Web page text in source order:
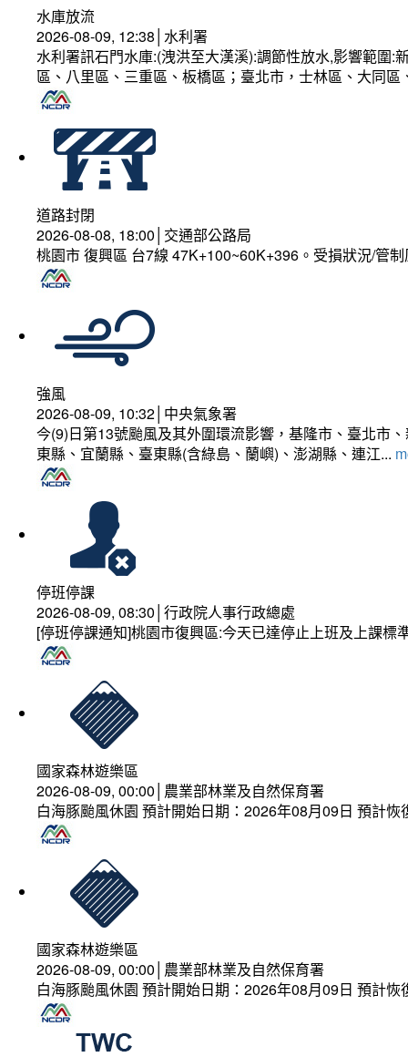
水庫放流
2026-08-09, 12:38│水利署
水利署訊石門水庫:(洩洪至大漢溪):調節性放水,影響範圍
區、八里區、三重區、板橋區；臺北市，士林區、大同
道路封閉
2026-08-08, 18:00│交通部公路局
桃園市 復興區 台7線 47K+100~60K+396。受損狀況/管
強風
2026-08-09, 10:32│中央氣象署
今(9)日第13號颱風及其外圍環流影響，基隆市、臺北市
東縣、宜蘭縣、臺東縣(含綠島、蘭嶼)、澎湖縣、連江...
停班停課
2026-08-09, 08:30│行政院人事行政總處
[停班停課通知]桃園市復興區:今天已達停止上班及上課
國家森林遊樂區
2026-08-09, 00:00│農業部林業及自然保育署
白海豚颱風休園 預計開始日期：2026年08月09日 預計
國家森林遊樂區
2026-08-09, 00:00│農業部林業及自然保育署
白海豚颱風休園 預計開始日期：2026年08月09日 預計